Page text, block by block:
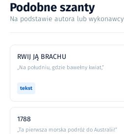
Podobne szanty
Na podstawie autora lub wykonawcy
RWIJ JĄ BRACHU
„Na południu, gdzie bawełny kwiat,”
tekst
1788
„Ta pierwsza morska podróż do Australii!”